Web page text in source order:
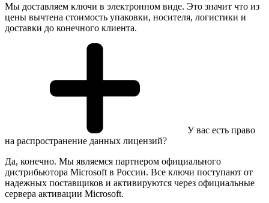
Мы доставляем ключи в электронном виде. Это значит что из
цены вычтена стоимость упаковки, носителя, логистики и
доставки до конечного клиента.
У вас есть право
на распространение данных лицензий?
Да, конечно. Мы являемся партнером официального
дистрибьютора Microsoft в России. Все ключи поступают от
надежных поставщиков и активируются через официальные
сервера активации Microsoft.